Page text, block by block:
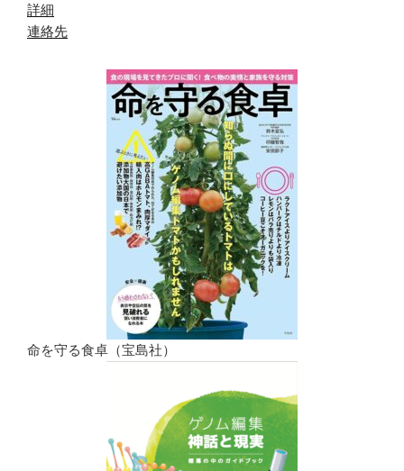
詳細
連絡先
命を守る食卓（宝島社）